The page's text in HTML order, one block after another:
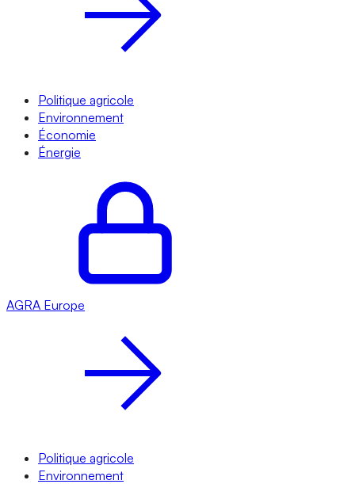
Politique agricole
Environnement
Économie
Énergie
AGRA Europe
Politique agricole
Environnement